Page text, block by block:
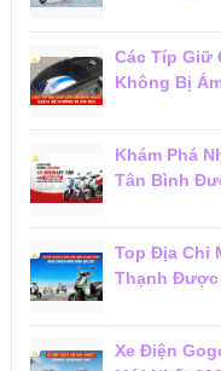
Các Típ Giữ
Không Bị
Khám Phá
Tân Bình
Top Địa Chỉ
Thạnh Được
Xe Điện